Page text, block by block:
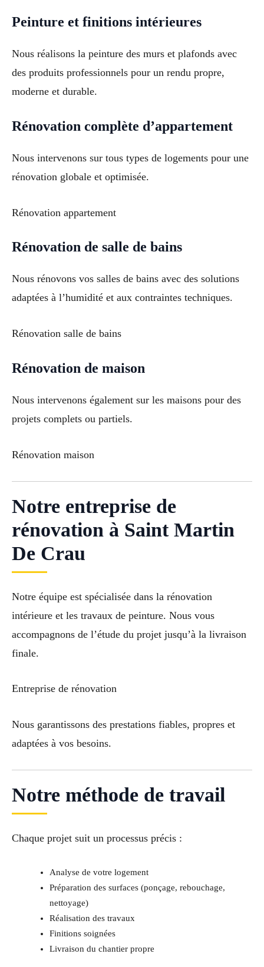
Peinture et finitions intérieures
Nous réalisons la peinture des murs et plafonds avec
des produits professionnels pour un rendu propre,
moderne et durable.
Rénovation complète d’appartement
Nous intervenons sur tous types de logements pour une
rénovation globale et optimisée.
Rénovation appartement
Rénovation de salle de bains
Nous rénovons vos salles de bains avec des solutions
adaptées à l’humidité et aux contraintes techniques.
Rénovation salle de bains
Rénovation de maison
Nous intervenons également sur les maisons pour des
projets complets ou partiels.
Rénovation maison
Notre entreprise de
rénovation à Saint Martin
De Crau
Notre équipe est spécialisée dans la rénovation
intérieure et les travaux de peinture. Nous vous
accompagnons de l’étude du projet jusqu’à la livraison
finale.
Entreprise de rénovation
Nous garantissons des prestations fiables, propres et
adaptées à vos besoins.
Notre méthode de travail
Chaque projet suit un processus précis :
Analyse de votre logement
Préparation des surfaces (ponçage, rebouchage,
nettoyage)
Réalisation des travaux
Finitions soignées
Livraison du chantier propre